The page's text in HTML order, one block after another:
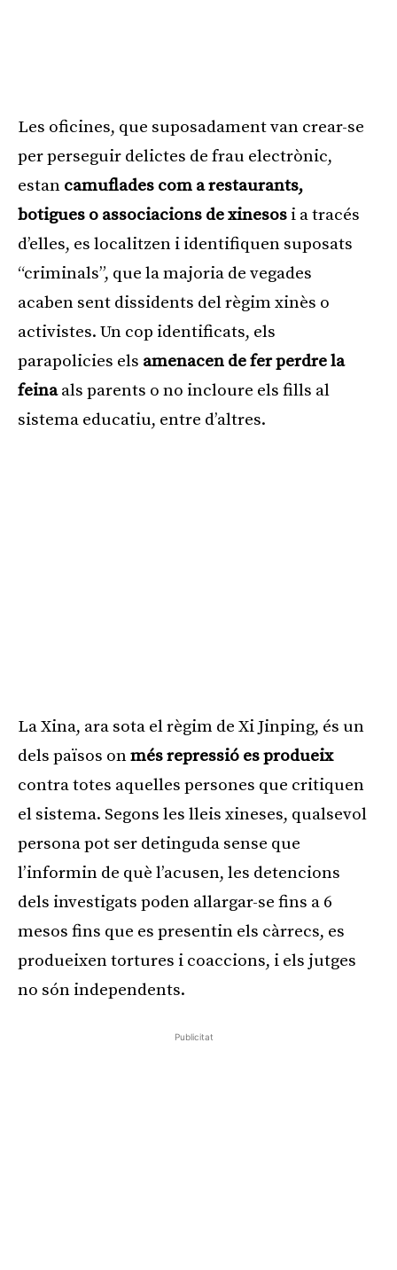
Les oficines, que suposadament van crear-se
per perseguir delictes de frau electrònic,
estan camuflades com a restaurants,
botigues o associacions de xinesos i a tracés
d’elles, es localitzen i identifiquen suposats
“criminals”, que la majoria de vegades
acaben sent dissidents del règim xinès o
activistes. Un cop identificats, els
parapolicies els amenacen de fer perdre la
feinaals parents o no incloure els fills al
sistema educatiu, entre d’altres.
La Xina, ara sota el règim de Xi Jinping, és un
dels països onmés repressió es produeix
contra totes aquelles persones que critiquen
el sistema. Segons les lleis xineses, qualsevol
persona pot ser detinguda sense que
l’informin de què l’acusen, les detencions
dels investigats poden allargar-se fins a 6
mesos fins que es presentin els càrrecs, es
produeixen tortures i coaccions, i els jutges
no són independents.
Publicitat